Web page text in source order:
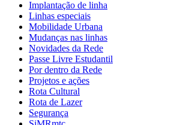
Implantação de linha
Linhas especiais
Mobilidade Urbana
Mudanças nas linhas
Novidades da Rede
Passe Livre Estudantil
Por dentro da Rede
Projetos e ações
Rota Cultural
Rota de Lazer
Segurança